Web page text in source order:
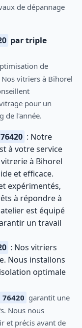
de dépannage
par triple
vitriers à Bihorel
pour un
de l'année.
: Notre
à votre service
à Bihorel
et efficace.
expérimentés,
à répondre à
est équipé
un travail
: Nos vitriers
Nous installons
optimale
garantit une
Nous nous
et précis avant de